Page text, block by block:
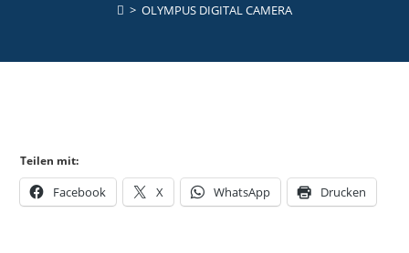
> OLYMPUS DIGITAL CAMERA
Teilen mit:
Facebook X WhatsApp Drucken